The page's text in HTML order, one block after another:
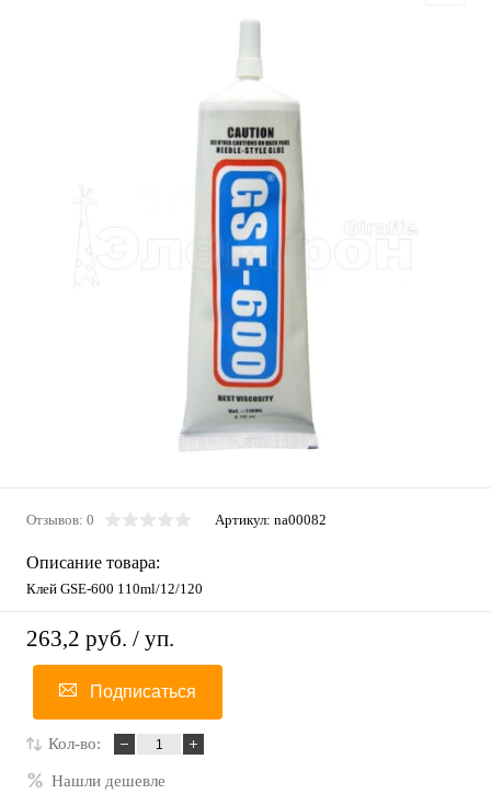
Отзывов: 0 Артикул: na00082
Описание товара:
Клей GSE-600 110ml/12/120
263,2 руб. / уп.
Подписаться
Кол-во:
Нашли дешевле